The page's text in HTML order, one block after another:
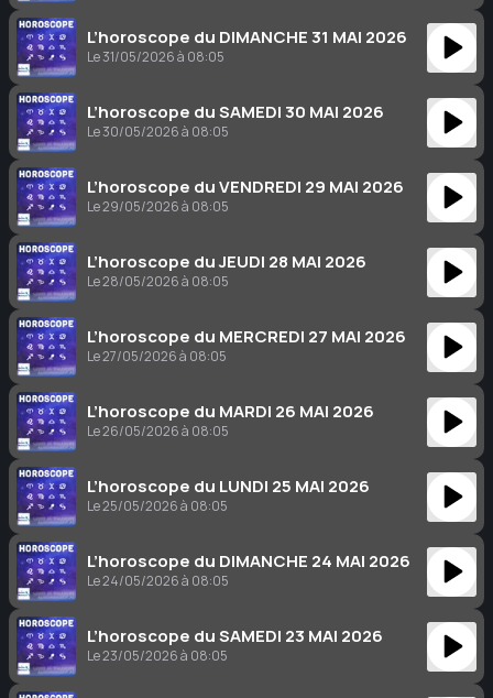
L’horoscope du DIMANCHE 31 MAI 2026
Le 31/05/2026 à 08:05
L’horoscope du SAMEDI 30 MAI 2026
Le 30/05/2026 à 08:05
L’horoscope du VENDREDI 29 MAI 2026
Le 29/05/2026 à 08:05
L’horoscope du JEUDI 28 MAI 2026
Le 28/05/2026 à 08:05
L’horoscope du MERCREDI 27 MAI 2026
Le 27/05/2026 à 08:05
L’horoscope du MARDI 26 MAI 2026
Le 26/05/2026 à 08:05
L’horoscope du LUNDI 25 MAI 2026
Le 25/05/2026 à 08:05
L’horoscope du DIMANCHE 24 MAI 2026
Le 24/05/2026 à 08:05
L’horoscope du SAMEDI 23 MAI 2026
Le 23/05/2026 à 08:05